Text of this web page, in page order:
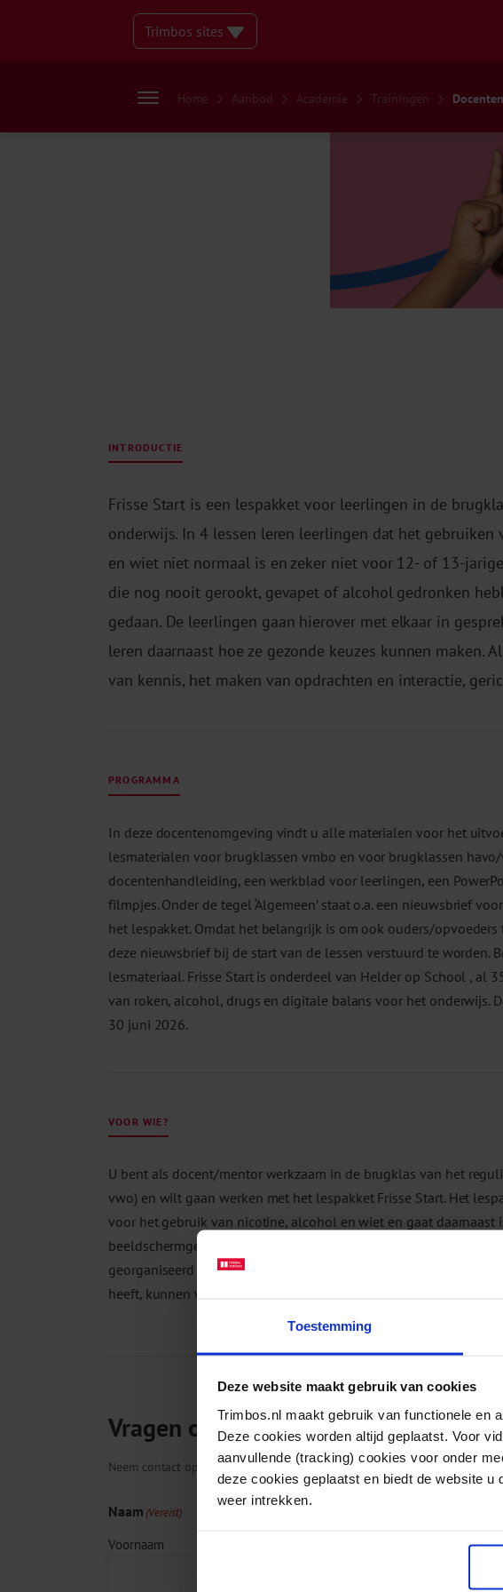
Toestemming
Deze website maakt gebruik van cookies
Trimbos.nl maakt gebruik van functionele en
Deze cookies worden altijd geplaatst. Voor
aanvullende (tracking) cookies voor onder
deze cookies geplaatst en biedt de website
weer intrekken.
Trimbos sites
Home Aanbod Academie Trainingen
INTRODUCTIE
Frisse Start is een lespakket voor leerlingen in de
onderwijs. In 4 lessen leren leerlingen dat het
en wiet niet normaal is en zeker niet voor 12- of 13-
die nog nooit gerookt, gevapet of alcohol gedronken
gedaan. De leerlingen gaan hierover met elkaar in
leren daarnaast hoe ze gezonde keuzes kunnen maken.
van kennis, het maken van opdrachten en interactie,
PROGRAMMA
In deze docentenomgeving vindt u alle materialen voor het
lesmaterialen voor brugklassen vmbo en voor brugklassen
docentenhandleiding, een werkblad voor leerlingen, een
filmpjes. Onder de tegel ‘Algemeen’ staat o.a. een nieuwsbrief
het lespakket. Omdat het belangrijk is om ook ouders/
deze nieuwsbrief bij de start van de lessen verstuurd te worden.
lesmateriaal. Frisse Start is onderdeel van Helder op School , al
van roken, alcohol, drugs en digitale balans voor het onderwijs.
30 juni 2026.
VOOR WIE?
U bent als docent/mentor werkzaam in de brugklas van het
vwo) en wilt gaan werken met het lespakket Frisse Start. Het
voor het gebruik van nicotine, alcohol en wiet en gaat daarnaast
beeldschermgebruik. U heeft voor het lespakket Frisse Start een
georganiseerd door de lokale GGD of Instelling voor
heeft, kunnen wij geen toegang verlenen tot de
Vragen over deze training?
Neem contact op met de academie.
Naam (Vereist)
Voornaam